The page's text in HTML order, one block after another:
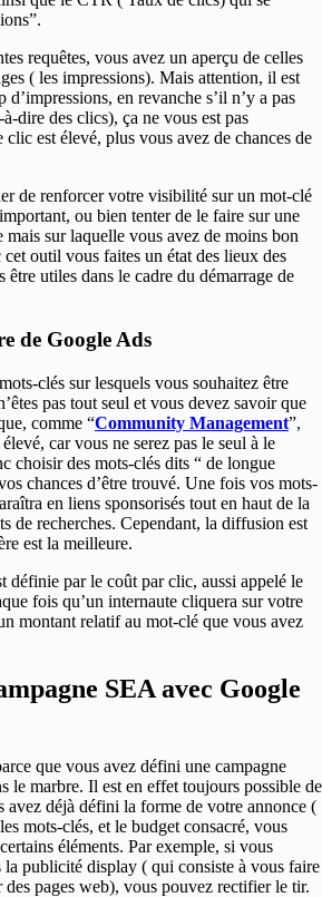
requêtes, vous avez un aperçu de celles
( les impressions). Mais attention, il est
en revanche s’il n’y a pas
à-dire des clics), ça ne vous est pas
est élevé, plus vous avez de chances de
de renforcer votre visibilité sur un mot-clé
ou bien tenter de le faire sur une
mais sur laquelle vous avez de moins bon
outil vous faites un état des lieux des
être utiles dans le cadre du démarrage de
de Google Ads
clés sur lesquels vous souhaitez être
pas tout seul et vous devez savoir que
comme “Community Management”,
car vous ne serez pas le seul à le
choisir des mots-clés dits “ de longue
chances d’être trouvé. Une fois vos mots-
en liens sponsorisés tout en haut de la
de recherches. Cependant, la diffusion est
est la meilleure.
définie par le coût par clic, aussi appelé le
fois qu’un internaute cliquera sur votre
montant relatif au mot-clé que vous avez
SEA avec Google
que vous avez défini une campagne
le marbre. Il est en effet toujours possible de
avez déjà défini la forme de votre annonce (
mots-clés, et le budget consacré, vous
éléments. Par exemple, si vous
la publicité display ( qui consiste à vous faire
des pages web), vous pouvez rectifier le tir.